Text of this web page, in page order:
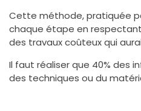
Cette méthode, pratiquée
chaque étape en
des travaux coûteux qui
Il faut réaliser que 40% des
des techniques ou du